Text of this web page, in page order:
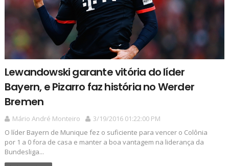
Lewandowski garante vitória do líder
Bayern, e Pizarro faz história no Werder
Bremen
Mário André Monteiro
3/19/2016 01:22:00 PM
O líder Bayern de Munique fez o suficiente para vencer o Colônia
por 1 a 0 fora de casa e manter a boa vantagem na liderança da
Bundesliga...